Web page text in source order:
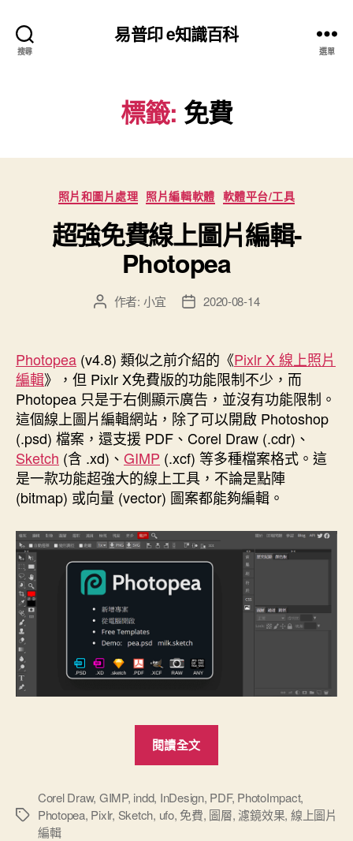
搜尋
易普印 e知識百科
選單
標籤: 免費
分
類
照片和圖片處理 照片編輯軟體 軟體平台/工具
超強免費線上圖片編輯-
Photopea
文
者
作者: 小宜
文
佈
日
期
2020-08-14
Photopea (v4.8) 類似之前介紹的《Pixlr X 線上照片
編輯》，但 Pixlr X免費版的功能限制不少，而
Photopea 只是于右側顯示廣告，並沒有功能限制。
這個線上圖片編輯網站，除了可以開啟 Photoshop
(.psd) 檔案，還支援 PDF、Corel Draw (.cdr)、
Sketch (含 .xd)、 GIMP (.xcf) 等多種檔案格式。這
是一款功能超強大的線上工具，不論是點陣
(bitmap) 或向量 (vector) 圖案都能夠編輯。
閱讀全文
費
線
標
Corel Draw, GIMP, indd, InDesign, PDF, PhotoImpact,
Photopea, Pixlr, Sketch, ufo, 免費, 圖層, 濾鏡效果, 線上圖片
編輯